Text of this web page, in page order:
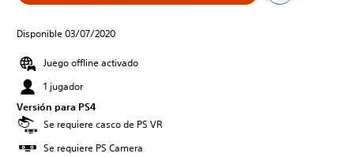
Disponible 03/07/2020
Juego offline activado
1 jugador
Versión para PS4
Se requiere casco de PS VR
Se requiere PS Camera